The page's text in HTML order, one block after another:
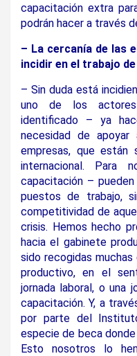
capacitación extra
podrán hacer a través
– La cercanía de las
incidir en el trabajo
– Sin duda está
uno de los actores
identificado – ya
necesidad de
empresas, que están
internacional.
capacitación –
puestos de trabajo,
competitividad de
crisis. Hemos hecho
hacia el gabinete
sido recogidas
productivo, en el
jornada laboral, o una
capacitación. Y, a
por parte del
especie de beca
Esto nosotros lo